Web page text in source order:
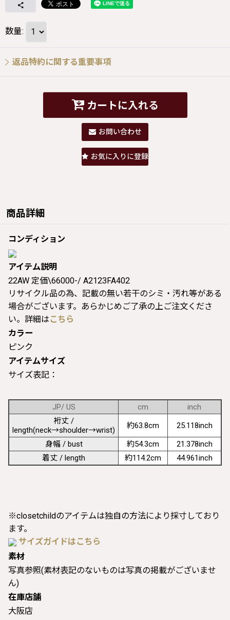
数量:
返品特約に関する重要事項
カートに入れる
お問い合わせ
お気に入りに登録
商品詳細
コンディション
アイテム説明
22AW 定価\66000-/ A2123FA402
リサイクル品の為、記載の無い若干のシミ・汚れ等がある
場合がございます。あらかじめご了承の上ご注文くださ
い。詳細は こちら
カラー
ピンク
アイテムサイズ
サイズ表記：
JP/ US cm
inch
裄丈 /
length(neck→shoulder→wrist)
約63.8cm
25.118inch
身幅 / bust
約54.3cm
21.378inch
着丈 / length
約114.2cm 44.961inch
※closetchildのアイテムは独自の方法により採寸しており
ます。
サイズガイドはこちら
素材
写真参照(素材表記のないものは写真の掲載がございませ
ん)
在庫店舗
大阪店